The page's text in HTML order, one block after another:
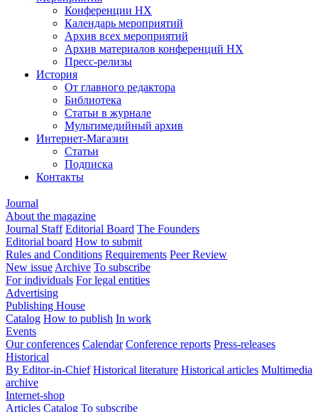
Конференции НХ
Календарь мероприятий
Архив всех мероприятий
Архив материалов конференций НХ
Пресс-релизы
История
От главного редактора
Библиотека
Статьи в журнале
Мультимедийный архив
Интернет-Магазин
Статьи
Подписка
Контакты
Journal
About the magazine
Journal Staff Editorial Board The Founders
Editorial board How to submit
Rules and Conditions Requirements Peer Review
New issue Archive To subscribe
For individuals For legal entities
Advertising
Publishing House
Catalog How to publish In work
Events
Our conferences Calendar Conference reports Press-releases
Historical
By Editor-in-Chief Historical literature Historical articles Multimedia
archive
Internet-shop
Articles Catalog To subscribe